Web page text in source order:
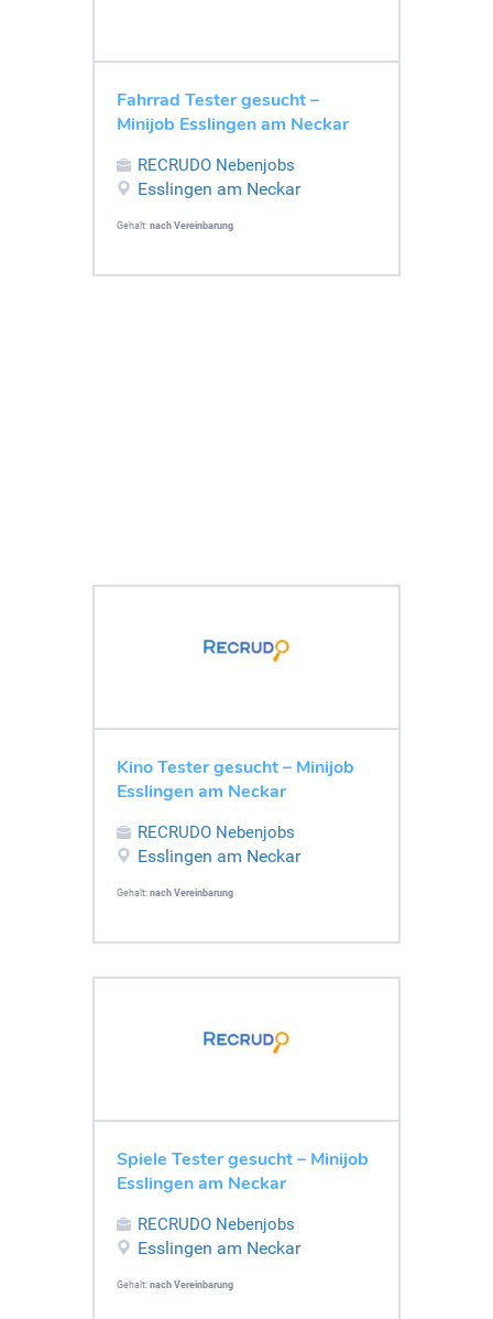
Fahrrad Tester gesucht –
Minijob Esslingen am Neckar
RECRUDO Nebenjobs
Esslingen am Neckar
Gehalt: nach Vereinbarung
Kino Tester gesucht – Minijob
Esslingen am Neckar
RECRUDO Nebenjobs
Esslingen am Neckar
Gehalt: nach Vereinbarung
Spiele Tester gesucht – Minijob
Esslingen am Neckar
RECRUDO Nebenjobs
Esslingen am Neckar
Gehalt: nach Vereinbarung